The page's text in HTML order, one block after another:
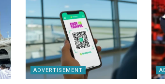
ADVERTISEMENT